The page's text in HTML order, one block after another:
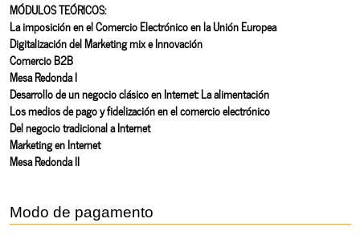
MÓDULOS TEÓRICOS:
La imposición en el Comercio Electrónico en la Unión Europea
Digitalización del Marketing mix e Innovación
Comercio B2B
Mesa Redonda I
Desarrollo de un negocio clásico en Internet: La alimentación
Los medios de pago y fidelización en el comercio electrónico
Del negocio tradicional a Internet
Marketing en Internet
Mesa Redonda II
Modo de pagamento